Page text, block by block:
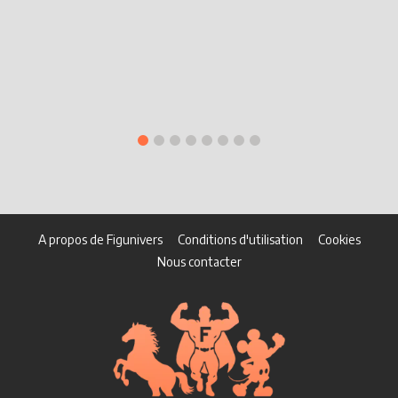
A propos de Figunivers Conditions d'utilisation
Cookies
Nous contacter